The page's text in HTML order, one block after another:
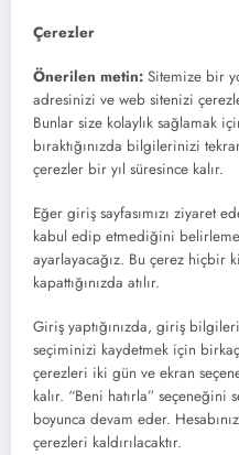
Çerezler
Önerilen metin: Sitemize bir
adresinizi ve web sitenizi
Bunlar size kolaylık sağlamak
bıraktığınızda bilgilerinizi
çerezler bir yıl süresince kalır.
Eğer giriş sayfasımızı ziyaret
kabul edip etmediğini
ayarlayacağız. Bu çerez hiçbir
kapattığınızda atılır.
Giriş yaptığınızda, giriş
seçiminizi kaydetmek için
çerezleri iki gün ve ekran
kalır. “Beni hatırla”
boyunca devam eder.
çerezleri kaldırılacaktır.